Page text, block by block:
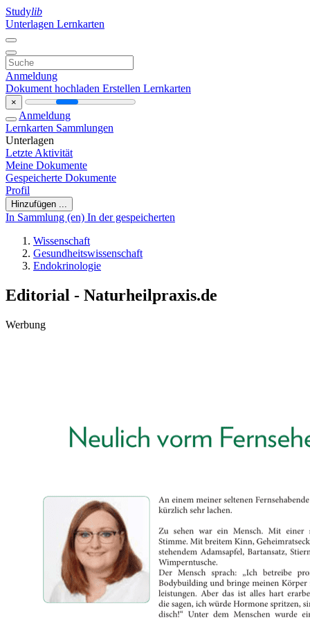
Studylib
Unterlagen Lernkarten
Anmeldung
Dokument hochladen Erstellen Lernkarten
×
Anmeldung
Lernkarten Sammlungen
Unterlagen
Letzte Aktivität
Meine Dokumente
Gespeicherte Dokumente
Profil
Hinzufügen ...
In Sammlung (en) In der gespeicherten
Wissenschaft
Gesundheitswissenschaft
Endokrinologie
Editorial - Naturheilpraxis.de
Werbung